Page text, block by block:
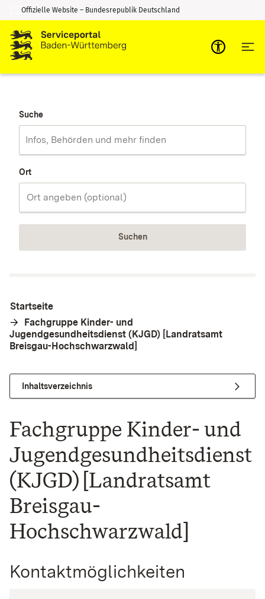
Zum Inhalt springen
Zur Suche springen
Offizielle Website – Bundesrepublik Deutschland
Suche
Ort
Suchen
Startseite
Fachgruppe Kinder- und
Jugendgesundheitsdienst (KJGD) [Landratsamt
Breisgau-Hochschwarzwald]
Inhaltsverzeichnis
Fachgruppe Kinder- und
Jugendgesundheitsdienst
(KJGD) [Landratsamt
Breisgau-
Hochschwarzwald]
Kontaktmöglichkeiten